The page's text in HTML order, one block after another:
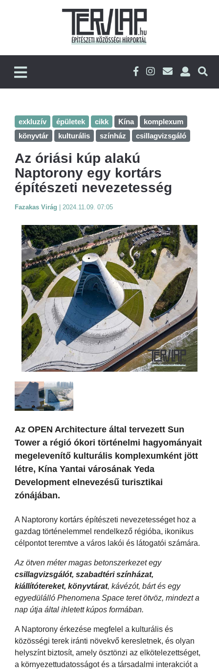
exkluzív épületek cikk Kína
komplexum
könyvtár
kulturális színház csillagvizsgáló
Az óriási kúp alakú
Naptorony egy kortárs
építészeti nevezetesség
Fazakas Virág 2024.11.09. 07:05
Az OPEN Architecture által tervezett Sun
Tower a régió ókori történelmi hagyományait
megelevenítő kulturális komplexumként jött
létre, Kína Yantai városának Yeda
Development elnevezésű turisztikai
zónájában.
A Naptorony kortárs építészeti nevezetességet hoz a
gazdag történelemmel rendelkező régióba, ikonikus
célpontot teremtve a város lakói és látogatói számára.
Az ötven méter magas betonszerkezet egy
csillagvizsgálót, szabadtéri színházat,
kiállítótereket, könyvtárat, kávézót, bárt és egy
egyedülálló Phenomena Space teret ötvöz, mindezt a
nap útja által ihletett kúpos formában.
A Naptorony érkezése megfelel a kulturális és
közösségi terek iránti növekvő keresletnek, és olyan
helyszínt biztosít, amely ösztönzi az elkötelezettséget,
a környezettudatosságot és a társadalmi interakciót a